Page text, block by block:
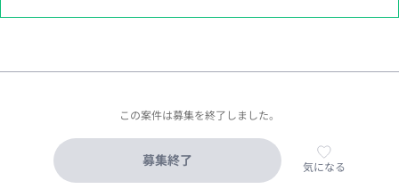
この案件は募集を終了しました。
募集終了 気になる